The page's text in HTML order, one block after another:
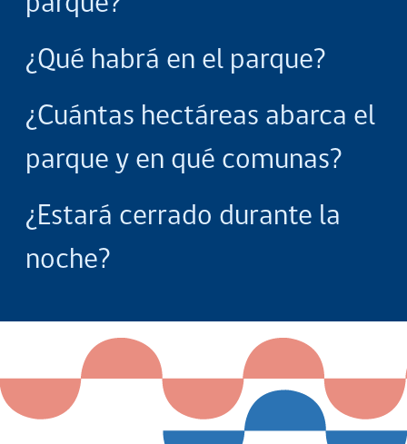
¿Qué habrá en el parque?
¿Cuántas hectáreas abarca el
parque y en qué comunas?
¿Estará cerrado durante la
noche?